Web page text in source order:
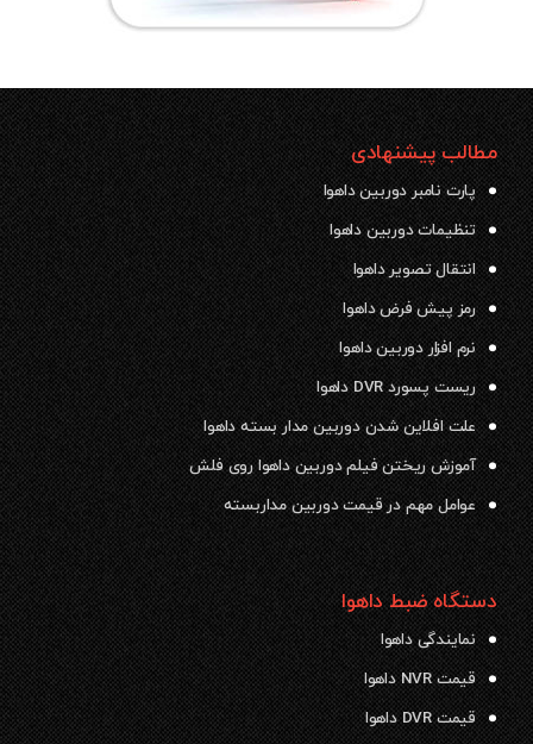
مطالب پیشنهادی
پارت نامبر دوربین داهوا
تنظیمات دوربین داهوا
انتقال تصویر داهوا
رمز پیش فرض داهوا
نرم افزار دوربین داهوا
ریست پسورد DVR داهوا
علت افلاین شدن دوربین مدار بسته داهوا
آموزش ریختن فیلم دوربین داهوا روی فلش
عوامل مهم در قیمت دوربین مداربسته
دستگاه ضبط داهوا
نمایندگی داهوا
قیمت NVR داهوا
قیمت DVR داهوا